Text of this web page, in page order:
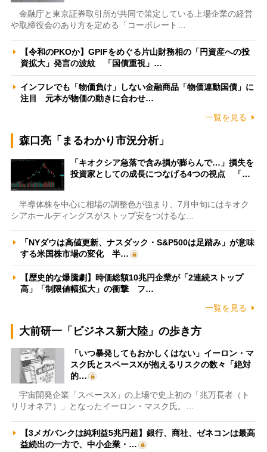
金融庁と東京証券取引所が共同で策定している上場企業の経営
や取締役会のあり方を定める「コーポレート…
【令和のPKOか】GPIFをめぐる片山財務相の「円資産への投
資拡大」発言の波紋 「国債重視」…
インフレでも「物価負け」しない金融商品「物価連動国債」に
注目 元本が物価の動きに合わせ…
一覧を見る
森口亮「まるわかり市況分析」
「キオクシア急落で含み損が膨らんで…」損失を
投資家としての成長につなげる4つの視点 「…
半導体株を中心に相場の調整色が強まり、7月中旬にはキオク
シアホールディングスがストップ安をつけるな…
「NYダウは高値更新、ナスダック・S&P500は足踏み」が意味
する米国株市場の変化 半…
【歴史的な爆騰劇】時価総額10兆円企業が「2連続ストップ
高」「制限値幅拡大」の衝撃 フ…
一覧を見る
大前研一「ビジネス新大陸」の歩き方
「いつ暴発してもおかしくはない」イーロン・マ
スク氏とスペースXが抱えるリスクの数々「絶対
的…
宇宙開発企業「スペースX」の上場で史上初の「兆万長者（ト
リリオネア）」となったイーロン・マスク氏。…
【3メガバンクは純利益5兆円超】銀行、商社、ゼネコンは最高
益続出の一方で、中小企業・…